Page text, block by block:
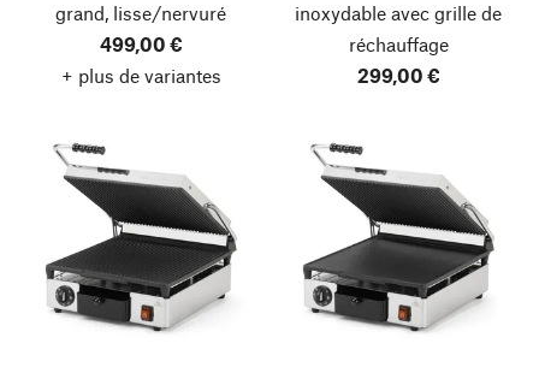
grand, lisse/nervuré
499,00 €
+ plus de variantes
inoxydable avec grille de
réchauffage
299,00 €